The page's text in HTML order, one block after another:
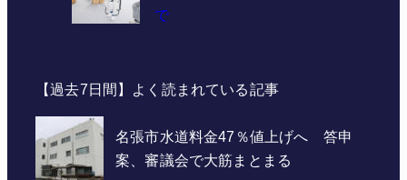
で
【過去7日間】よく読まれている記事